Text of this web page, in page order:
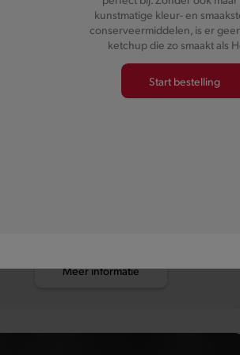
Meer informatie
kunstmatige kleur- en
conserveermiddelen, is er
ketchup die zo smaakt als
Start bestelling